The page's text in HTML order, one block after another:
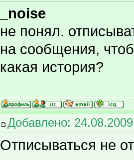
_noise
не понял.
на сообщения,
какая история?
Добавлено:
Отписываться не